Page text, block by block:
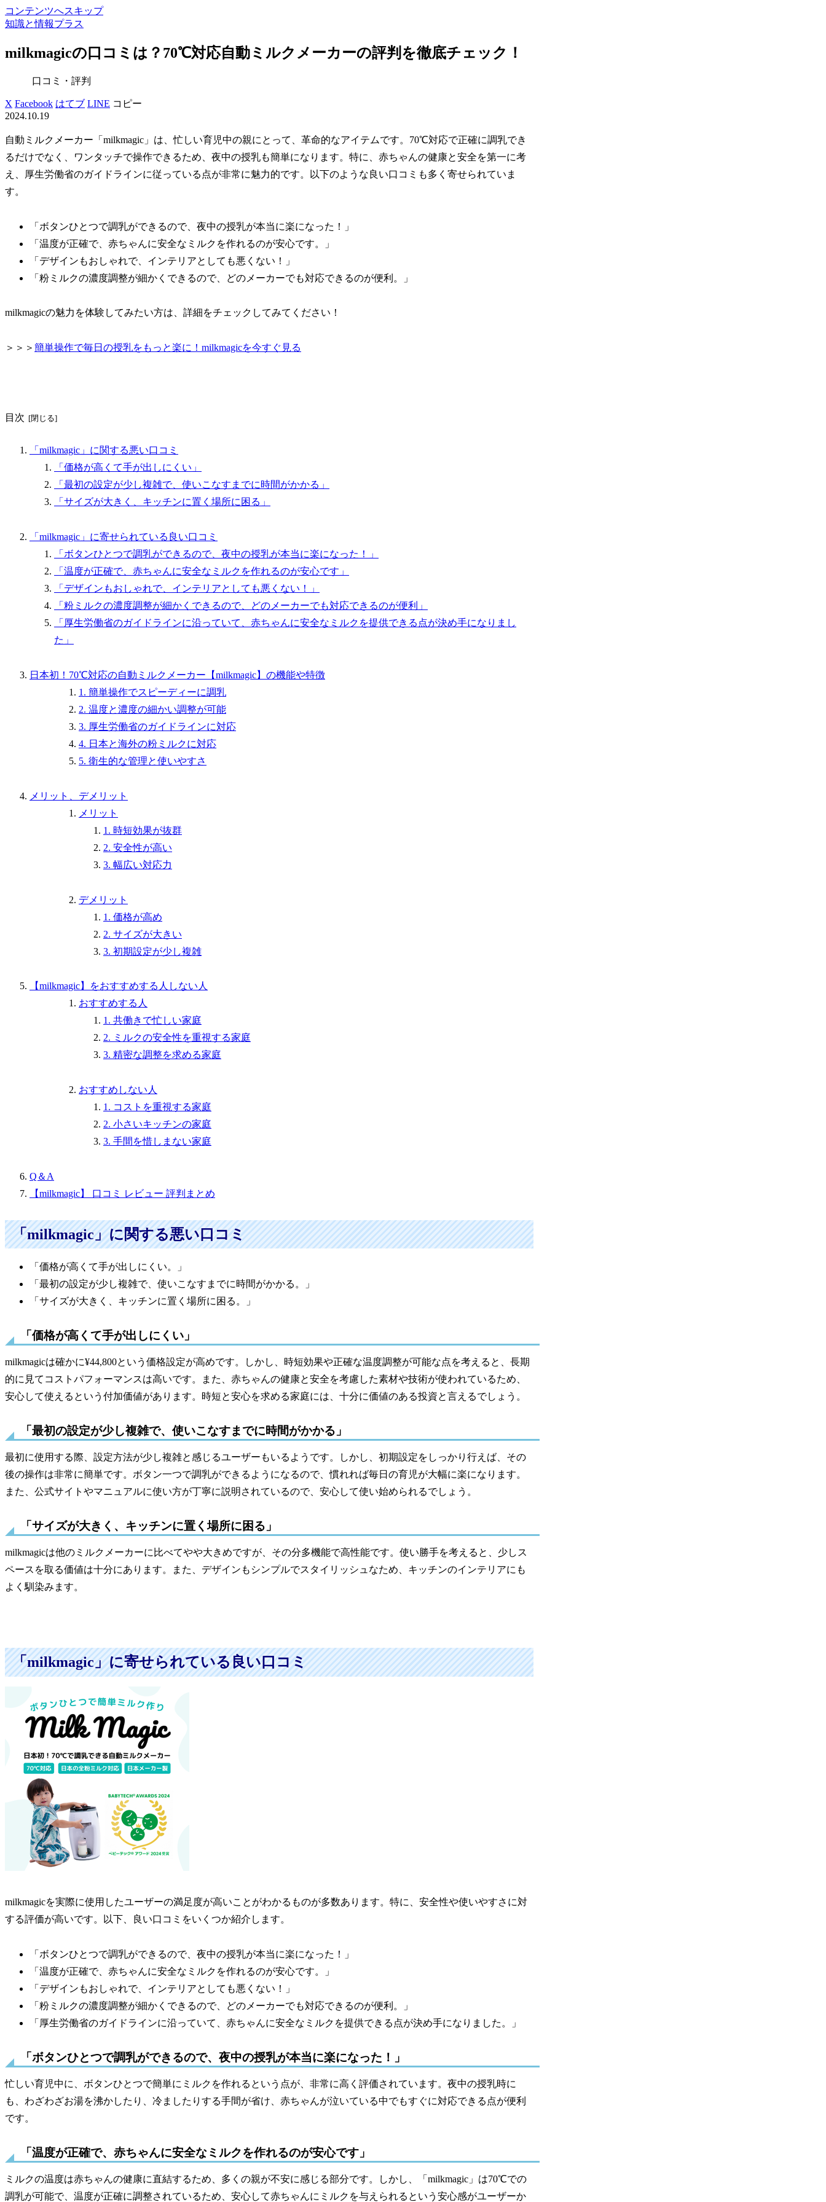
コンテンツへスキップ
知識と情報プラス
milkmagicの口コミは？70℃対応自動ミルクメーカーの評判を徹底チェック！
口コミ・評判
X Facebook はてブ LINE コピー
2024.10.19
自動ミルクメーカー「milkmagic」は、忙しい育児中の親にとって、革命的なアイテムです。70℃対応で正確に調乳でき
るだけでなく、ワンタッチで操作できるため、夜中の授乳も簡単になります。特に、赤ちゃんの健康と安全を第一に考
え、厚生労働省のガイドラインに従っている点が非常に魅力的です。以下のような良い口コミも多く寄せられていま
す。
「ボタンひとつで調乳ができるので、夜中の授乳が本当に楽になった！」
「温度が正確で、赤ちゃんに安全なミルクを作れるのが安心です。」
「デザインもおしゃれで、インテリアとしても悪くない！」
「粉ミルクの濃度調整が細かくできるので、どのメーカーでも対応できるのが便利。」
milkmagicの魅力を体験してみたい方は、詳細をチェックしてみてください！
＞＞＞ 簡単操作で毎日の授乳をもっと楽に！milkmagicを今すぐ見る
目次
「milkmagic」に関する悪い口コミ
「価格が高くて手が出しにくい」
「最初の設定が少し複雑で、使いこなすまでに時間がかかる」
「サイズが大きく、キッチンに置く場所に困る」
「milkmagic」に寄せられている良い口コミ
「ボタンひとつで調乳ができるので、夜中の授乳が本当に楽になった！」
「温度が正確で、赤ちゃんに安全なミルクを作れるのが安心です」
「デザインもおしゃれで、インテリアとしても悪くない！」
「粉ミルクの濃度調整が細かくできるので、どのメーカーでも対応できるのが便利」
「厚生労働省のガイドラインに沿っていて、赤ちゃんに安全なミルクを提供できる点が決め手になりまし
た」
日本初！70℃対応の自動ミルクメーカー【milkmagic】の機能や特徴
1. 簡単操作でスピーディーに調乳
2. 温度と濃度の細かい調整が可能
3. 厚生労働省のガイドラインに対応
4. 日本と海外の粉ミルクに対応
5. 衛生的な管理と使いやすさ
メリット、デメリット
メリット
1. 時短効果が抜群
2. 安全性が高い
3. 幅広い対応力
デメリット
1. 価格が高め
2. サイズが大きい
3. 初期設定が少し複雑
【milkmagic】をおすすめする人しない人
おすすめする人
1. 共働きで忙しい家庭
2. ミルクの安全性を重視する家庭
3. 精密な調整を求める家庭
おすすめしない人
1. コストを重視する家庭
2. 小さいキッチンの家庭
3. 手間を惜しまない家庭
Q＆A
【milkmagic】 口コミ レビュー 評判まとめ
「milkmagic」に関する悪い口コミ
「価格が高くて手が出しにくい。」
「最初の設定が少し複雑で、使いこなすまでに時間がかかる。」
「サイズが大きく、キッチンに置く場所に困る。」
「価格が高くて手が出しにくい」
milkmagicは確かに¥44,800という価格設定が高めです。しかし、時短効果や正確な温度調整が可能な点を考えると、長期
的に見てコストパフォーマンスは高いです。また、赤ちゃんの健康と安全を考慮した素材や技術が使われているため、
安心して使えるという付加価値があります。時短と安心を求める家庭には、十分に価値のある投資と言えるでしょう。
「最初の設定が少し複雑で、使いこなすまでに時間がかかる」
最初に使用する際、設定方法が少し複雑と感じるユーザーもいるようです。しかし、初期設定をしっかり行えば、その
後の操作は非常に簡単です。ボタン一つで調乳ができるようになるので、慣れれば毎日の育児が大幅に楽になります。
また、公式サイトやマニュアルに使い方が丁寧に説明されているので、安心して使い始められるでしょう。
「サイズが大きく、キッチンに置く場所に困る」
milkmagicは他のミルクメーカーに比べてやや大きめですが、その分多機能で高性能です。使い勝手を考えると、少しス
ペースを取る価値は十分にあります。また、デザインもシンプルでスタイリッシュなため、キッチンのインテリアにも
よく馴染みます。
「milkmagic」に寄せられている良い口コミ
milkmagicを実際に使用したユーザーの満足度が高いことがわかるものが多数あります。特に、安全性や使いやすさに対
する評価が高いです。以下、良い口コミをいくつか紹介します。
「ボタンひとつで調乳ができるので、夜中の授乳が本当に楽になった！」
「温度が正確で、赤ちゃんに安全なミルクを作れるのが安心です。」
「デザインもおしゃれで、インテリアとしても悪くない！」
「粉ミルクの濃度調整が細かくできるので、どのメーカーでも対応できるのが便利。」
「厚生労働省のガイドラインに沿っていて、赤ちゃんに安全なミルクを提供できる点が決め手になりました。」
「ボタンひとつで調乳ができるので、夜中の授乳が本当に楽になった！」
忙しい育児中に、ボタンひとつで簡単にミルクを作れるという点が、非常に高く評価されています。夜中の授乳時に
も、わざわざお湯を沸かしたり、冷ましたりする手間が省け、赤ちゃんが泣いている中でもすぐに対応できる点が便利
です。
「温度が正確で、赤ちゃんに安全なミルクを作れるのが安心です」
ミルクの温度は赤ちゃんの健康に直結するため、多くの親が不安に感じる部分です。しかし、「milkmagic」は70℃での
調乳が可能で、温度が正確に調整されているため、安心して赤ちゃんにミルクを与えられるという安心感がユーザーか